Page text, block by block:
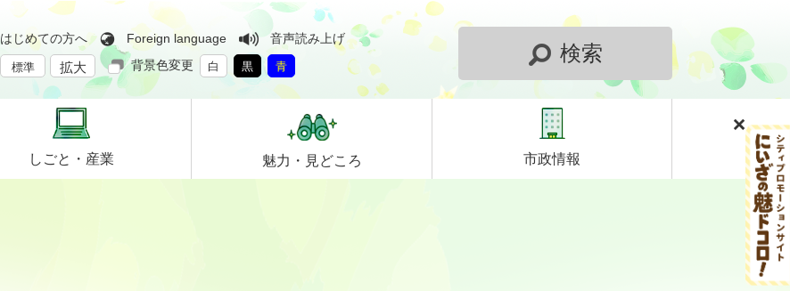
はじめての方へ Foreign language
音声読み上げ
標準 拡大 背景色変更 白 黒 青
検索
しごと・ 産業 魅力・ 見どころ 市政情報